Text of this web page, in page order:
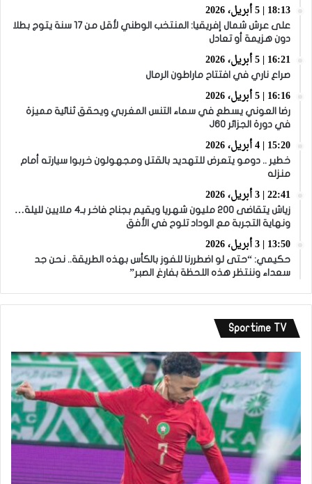
18:13 | 5 أبريل، 2026
على عرش شمال إفريقيا: المنتخب الوطني لأقل من 17 سنة يتوج بطلا
دون هزيمة أو تعادل
16:21 | 5 أبريل، 2026
صراع ناري في افتتاح ماراطون الرمال
16:16 | 5 أبريل، 2026
رضا العوني يسطع في سماء التنس المغربي ويحقق ثنائية مميزة
في دورة الجزائر J60
15:20 | 4 أبريل، 2026
خطير .. دومو يتعرض للتهديد بالقتل ومجهولون خربوا سيارته أمام
منزله
22:41 | 3 أبريل، 2026
زياش يتقاضى 200 مليون شهريا ويقيم بجناح فاخر بـ4 ملايين لليلة…
ونهاية التجربة مع الوداد تلوح في الأفق
13:50 | 3 أبريل، 2026
حكيمي: “حتى لو اضطررنا للفوز بالكأس بهذه الطريقة.. نحن جد
سعداء وننتظر هذه اللحظة بفارغ الصبر”
Sportime TV